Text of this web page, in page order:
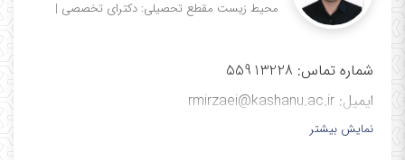
محیط زیست مقطع تحصیلی: دکترای تخصصی |
شماره تماس: 55913228
ایمیل: rmirzaei@kashanu.ac.ir
نمایش بیشتر